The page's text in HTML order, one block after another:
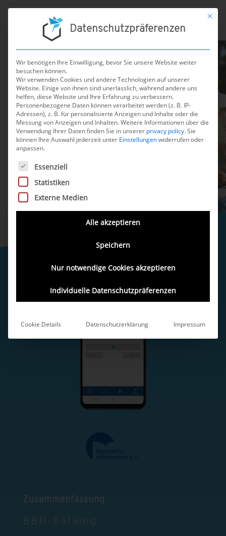
Hörbücher für
sehbehinderte
Menschen
Zusammenfassung
BBH-Katalog
Mit
Datenschutzpräferenzen
Wir benötigen Ihre Einwilligung, bevor Sie unsere Website weiter
besuchen können.
Wir verwenden Cookies und andere Technologien auf unserer
Website. Einige von ihnen sind unerlässlich, während andere uns
helfen, diese Website und Ihre Erfahrung zu verbessern.
Personenbezogene Daten können verarbeitet werden (z. B. IP-
Adressen), z. B. für personalisierte Anzeigen und Inhalte oder die
Messung von Anzeigen und Inhalten.Weitere Informationen über die
Verwendung Ihrer Daten finden Sie in unserer privacy policy.Sie
können Ihre Auswahl jederzeit unter Einstellungenwiderrufen oder
anpassen.
Es folgt eine Liste der Service-Gruppen, für die eine
Essenziell
Statistiken
Externe Medien
Alle akzeptieren
Speichern
Nur notwendige Cookies akzeptieren
Individuelle Datenschutzpräferenzen
Cookie Details Datenschutzerklärung Impressum